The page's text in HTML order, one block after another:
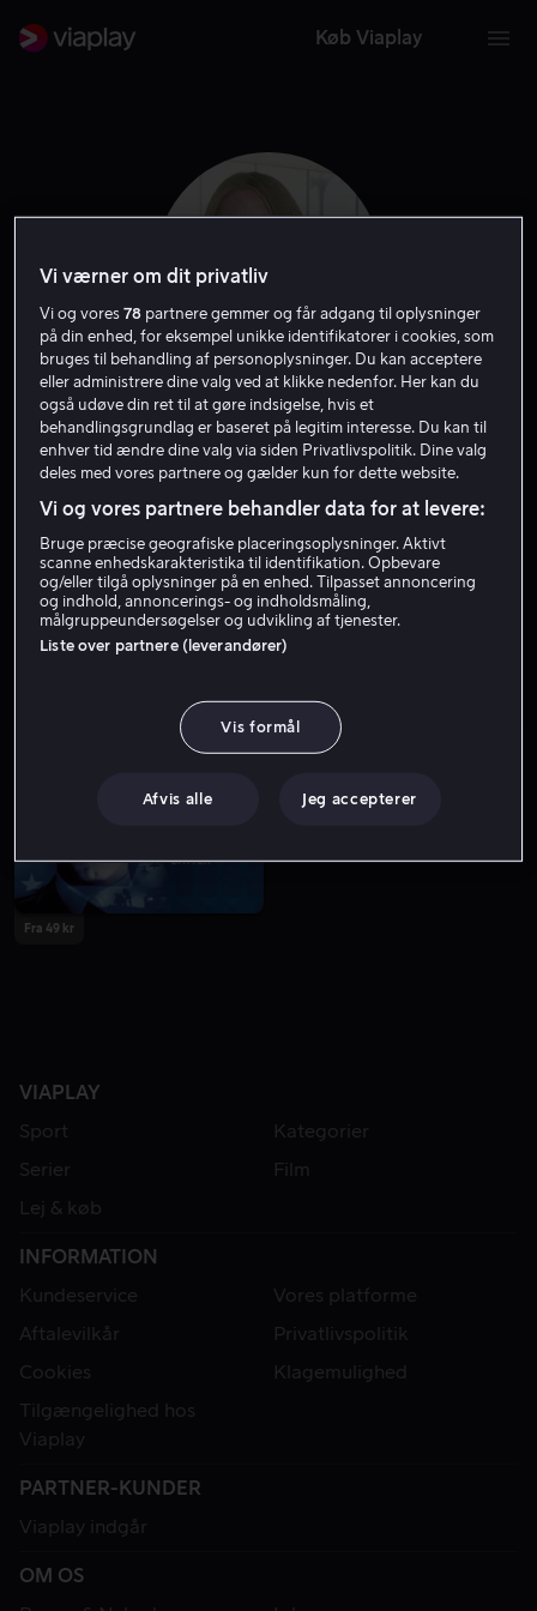
Køb Viaplay
Leslie Stefanson
Fra 55 kr
Fra 49 kr
VIAPLAY
Sport
Kategorier
Serier
Film
Lej & køb
INFORMATION
Kundeservice
Vores platforme
Aftalevilkår
Privatlivspolitik
Cookies
Klagemulighed
Tilgængelighed hos
Viaplay
PARTNER-KUNDER
Viaplay indgår
OM OS
Vi værner om dit privatliv
Vi og vores78 partnere gemmer og får adgang til oplysninger
på din enhed, for eksempel unikke identifikatorer i cookies, som
bruges til behandling af personoplysninger. Du kan acceptere
eller administrere dine valg ved at klikke nedenfor. Her kan du
også udøve din ret til at gøre indsigelse, hvis et
behandlingsgrundlag er baseret på legitim interesse. Du kan til
enhver tid ændre dine valg via siden Privatlivspolitik. Dine valg
deles med vores partnere og gælder kun for dette website.
Vi og vores partnere behandler data for at levere:
Bruge præcise geografiske placeringsoplysninger. Aktivt
scanne enhedskarakteristika til identifikation. Opbevare
og/eller tilgå oplysninger på en enhed. Tilpasset annoncering
og indhold, annoncerings- og indholdsmåling,
målgruppeundersøgelser og udvikling af tjenester.
Liste over partnere (leverandører)
Vis formål
Afvis alle Jeg accepterer